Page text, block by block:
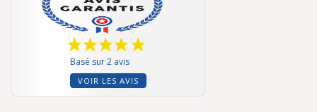
Basé sur 2 avis
VOIR LES AVIS